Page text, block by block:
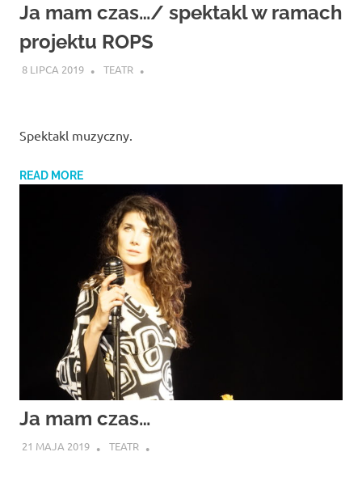
zaprasza
widzów
na
spektakle,
Opole
Ja mam czas…/ spektakl w ramach
projektu ROPS
8 LIPCA 2019 TEATR
Spektakl muzyczny.
READ MORE
Ja mam czas…
21 MAJA 2019 TEATR